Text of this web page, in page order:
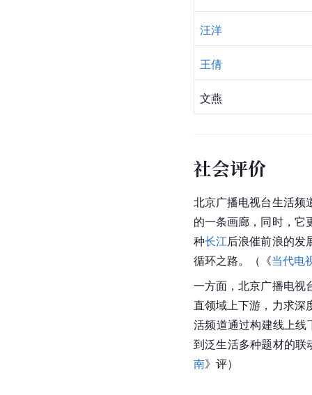
汪洋
王倩
文燕
社会评价
北京广播电视台生活频
的一条画廊，同时，它
种长江后浪催前浪的发
循环之路。（《当代电
一方面，北京广播电视
直领域上下游，力求深
活频道通过构建线上线
到泛生活多种题材的联
南》评）